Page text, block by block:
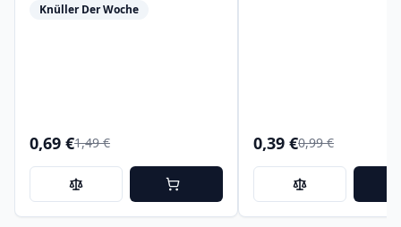
Knüller Der Woche
0,69 €1,49 € 0,39 €0,99 €